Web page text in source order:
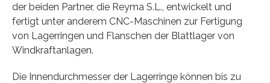
der beiden Partner, die Reyma S.L., entwickelt und
fertigt unter anderem CNC-Maschinen zur Fertigung
von Lagerringen und Flanschen der Blattlager von
Windkraftanlagen.
Die Innendurchmesser der Lagerringe können bis zu